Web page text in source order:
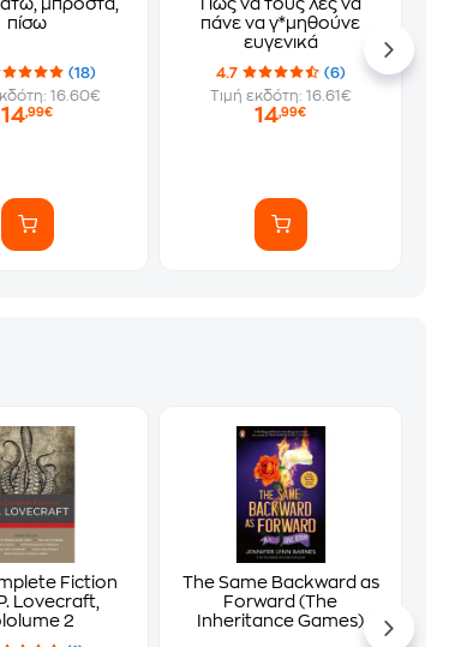
μπροστά,
πίσω
(18)
16.60€
14,99€
Πώς να τους λες να
πάνε να γ*μηθούνε
ευγενικά
4.7
(6)
Τιμή εκδότη: 16.61€
14,99€
Fiction
Lovecraft,
2
The Same Backward as
Forward (The
Inheritance Games)